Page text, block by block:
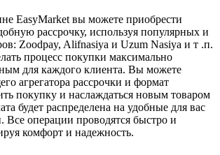
EasyMarket вы можете приобрести
рассрочку, используя популярных и
Zoodpay, Alifnasiya и Uzum Nasiya и т .п.
процесс покупки максимально
для каждого клиента. Вы можете
агрегатора рассрочки и формат
покупку и наслаждаться новым товаром
будет распределена на удобные для вас
Все операции проводятся быстро и
комфорт и надежность.